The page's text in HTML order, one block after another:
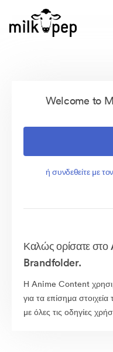
Welcome to
ή συνδεθείτε με
Καλώς ορίσατε στο
Brandfolder.
Η Anime Content
για τα επίσημα
με όλες τις οδηγίες